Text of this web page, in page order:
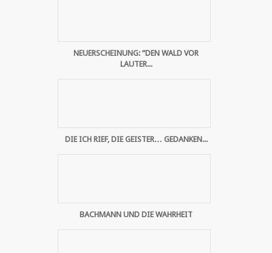
NEUERSCHEINUNG: “DEN WALD VOR
LAUTER...
DIE ICH RIEF, DIE GEISTER… GEDANKEN...
BACHMANN UND DIE WAHRHEIT